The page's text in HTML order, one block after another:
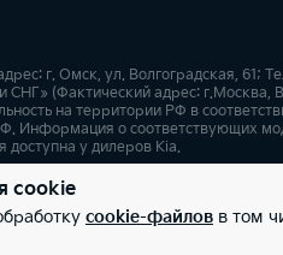
г. Омск, ул. Волгоградская, 61;
(Фактический адрес: г.Москва,
на территории РФ в
Информация о соответствующих
у дилеров Kia.
Карта сайта
cookie
cookie-файлов в том